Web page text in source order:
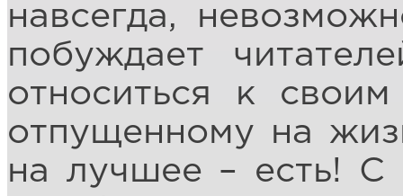
навсегда,
побуждает
относиться к
отпущенному на
на лучшее – есть! С